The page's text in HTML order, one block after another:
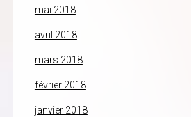
mai 2018
avril 2018
mars 2018
février 2018
janvier 2018